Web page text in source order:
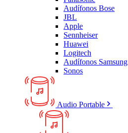
Audífonos Bose
JBL
Apple
Sennheiser
Huawei
Logitech
Audífonos Samsung
Sonos
Audio Portable